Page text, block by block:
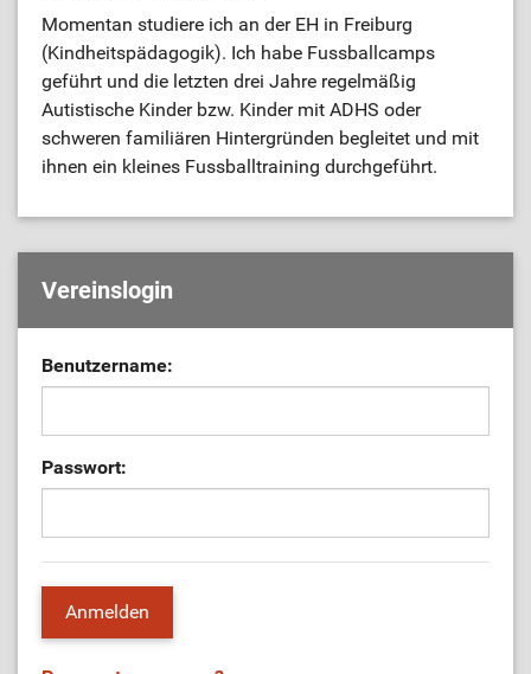
Momentan studiere ich an der EH in Freiburg
(Kindheitspädagogik). Ich habe Fussballcamps
geführt und die letzten drei Jahre regelmäßig
Autistische Kinder bzw. Kinder mit ADHS oder
schweren familiären Hintergründen begleitet und mit
ihnen ein kleines Fussballtraining durchgeführt.
Vereinslogin
Benutzername:
Passwort: